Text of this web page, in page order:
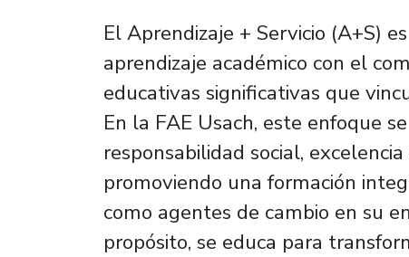
El Aprendizaje + Servicio (A+S)
aprendizaje académico con el
educativas significativas que
En la FAE Usach, este enfoque
responsabilidad social,
promoviendo una formación
como agentes de cambio en su
propósito, se educa para